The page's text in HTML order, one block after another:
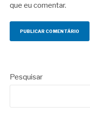
que eu comentar.
Pesquisar